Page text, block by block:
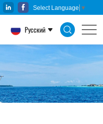
Select Language ▼
Русский